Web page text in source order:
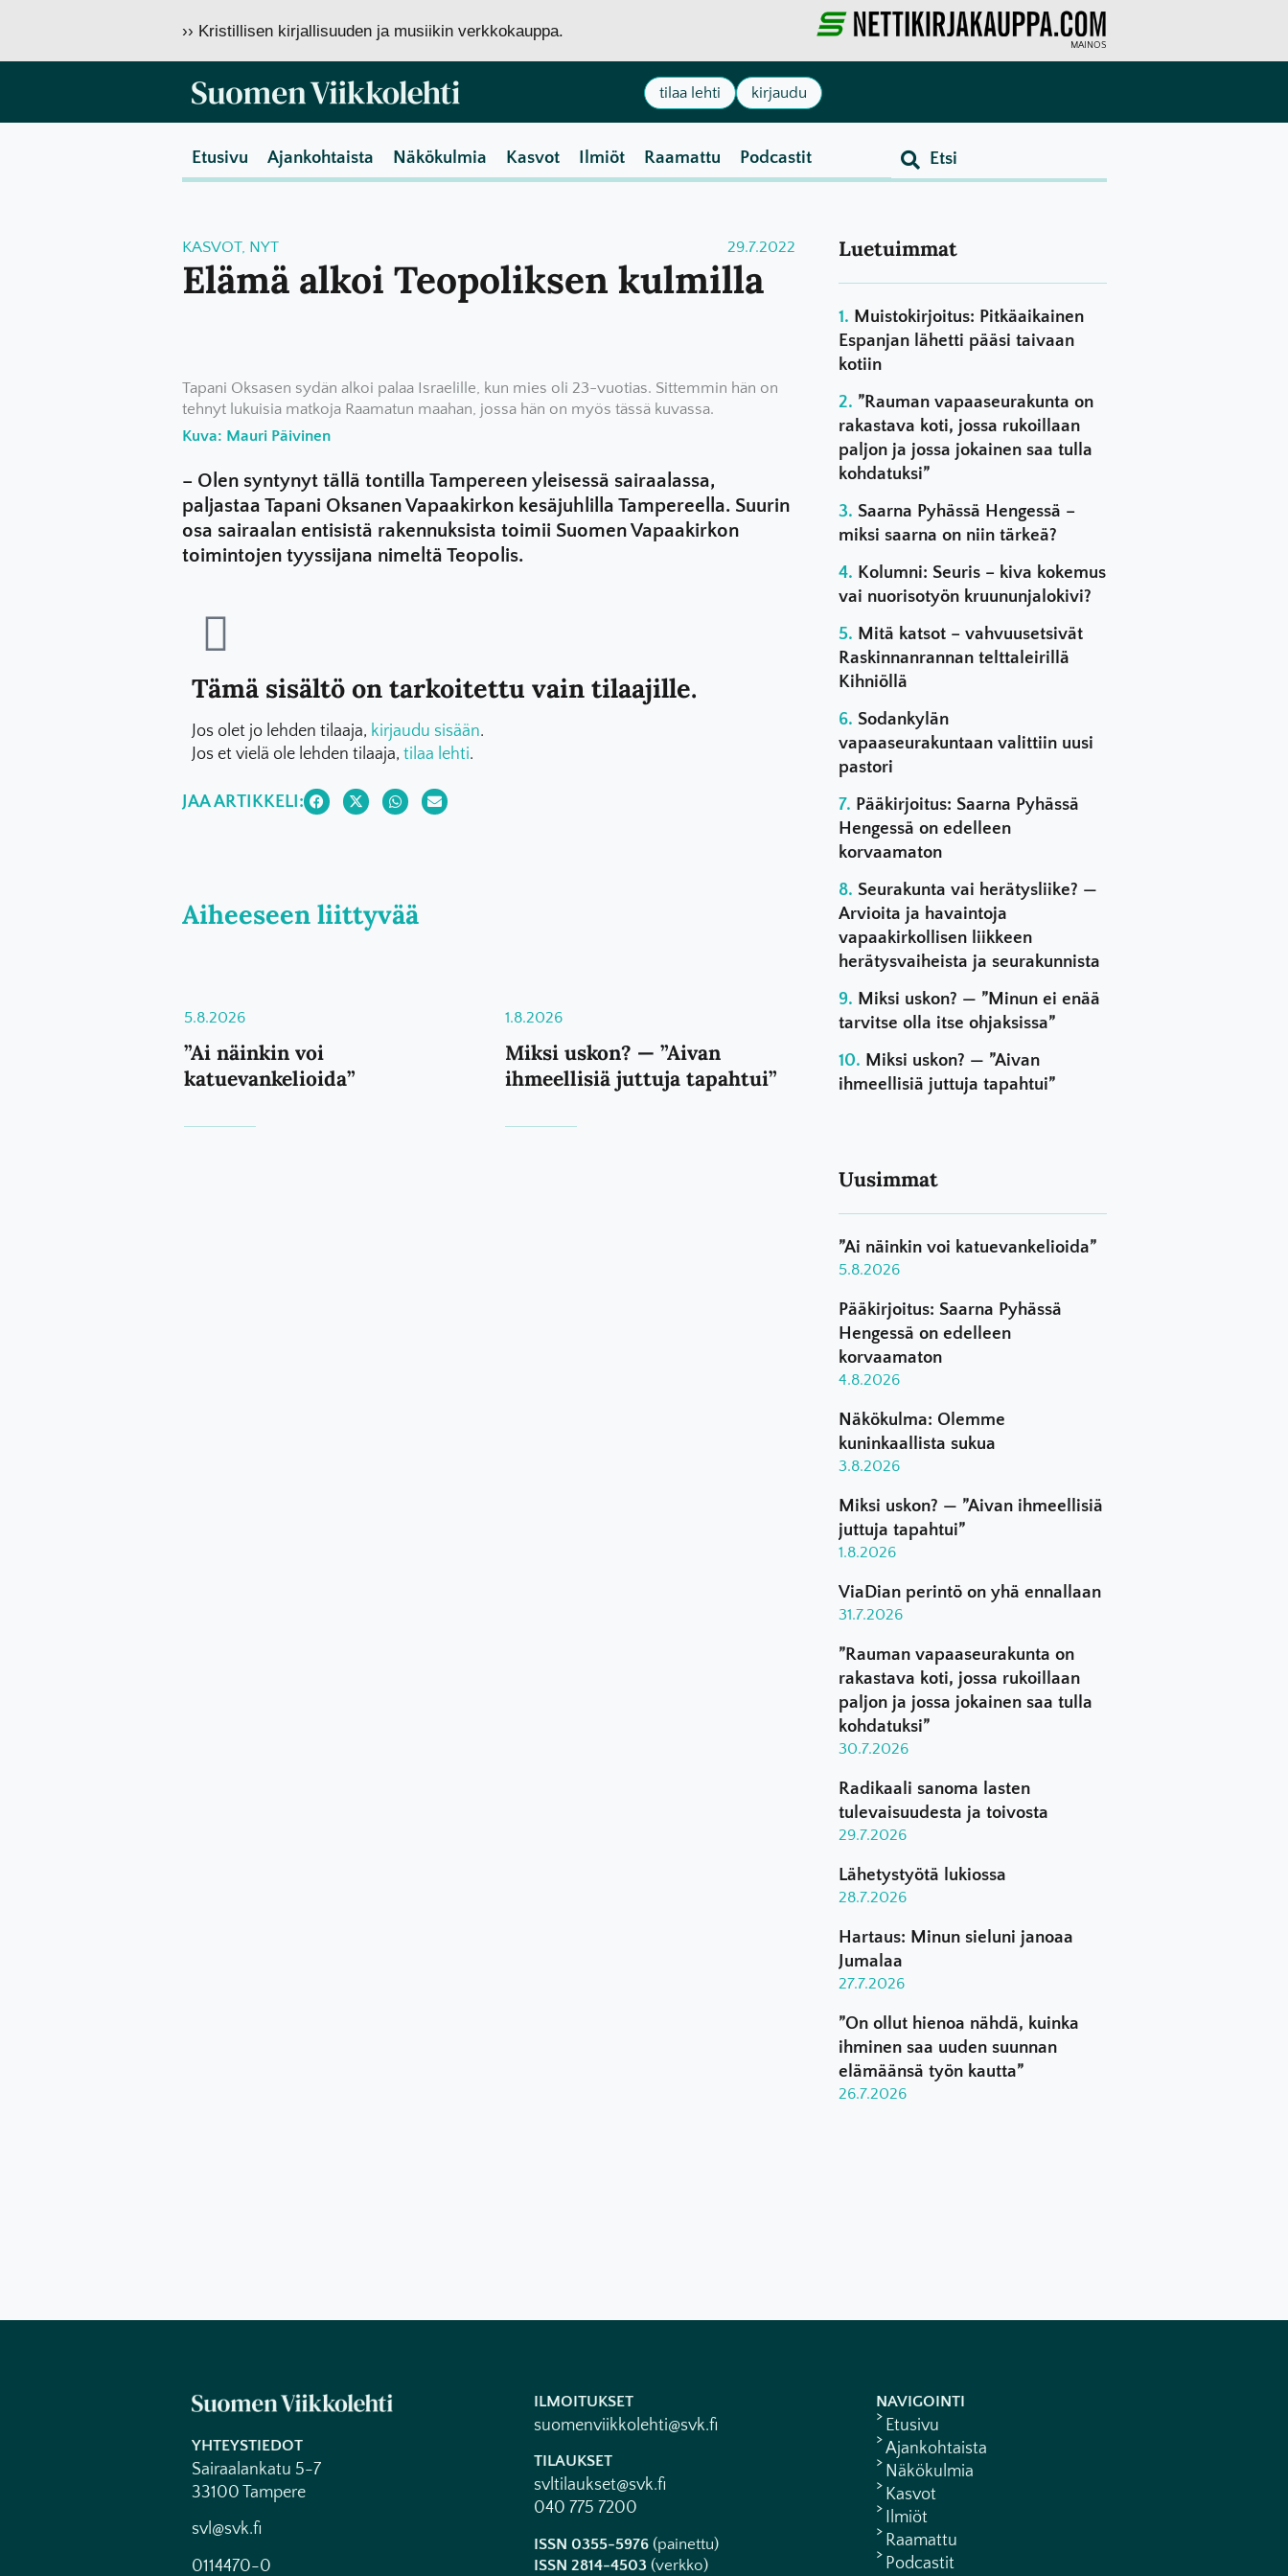
›› Kristillisen kirjallisuuden ja musiikin verkkokauppa.
MAINOS
tilaa lehti kirjaudu
Etusivu Ajankohtaista Näkökulmia Kasvot Ilmiöt Raamattu Podcastit
KASVOT, NYT 29.7.2022
Elämä alkoi Teopoliksen kulmilla
Tapani Oksasen sydän alkoi palaa Israelille, kun mies oli 23-vuotias. Sittemmin hän on
tehnyt lukuisia matkoja Raamatun maahan, jossa hän on myös tässä kuvassa.
Kuva: Mauri Päivinen
– Olen syntynyt tällä tontilla Tampereen yleisessä sairaalassa,
paljastaa Tapani Oksanen Vapaakirkon kesäjuhlilla Tampereella. Suurin
osa sairaalan entisistä rakennuksista toimii Suomen Vapaakirkon
toimintojen tyyssijana nimeltä Teopolis.
Tämä sisältö on tarkoitettu vain tilaajille.
Jos olet jo lehden tilaaja, kirjaudu sisään.
Jos et vielä ole lehden tilaaja, tilaa lehti.
JAA ARTIKKELI:
Aiheeseen liittyvää
5.8.2026
”Ai näinkin voi
katuevankelioida”
1.8.2026
Miksi uskon? — ”Aivan
ihmeellisiä juttuja tapahtui”
Luetuimmat
Muistokirjoitus: Pitkäaikainen
Espanjan lähetti pääsi taivaan
kotiin
”Rauman vapaaseurakunta on
rakastava koti, jossa rukoillaan
paljon ja jossa jokainen saa tulla
kohdatuksi”
Saarna Pyhässä Hengessä –
miksi saarna on niin tärkeä?
Kolumni: Seuris – kiva kokemus
vai nuorisotyön kruununjalokivi?
Mitä katsot – vahvuusetsivät
Raskinnanrannan telttaleirillä
Kihniöllä
Sodankylän
vapaaseurakuntaan valittiin uusi
pastori
Pääkirjoitus: Saarna Pyhässä
Hengessä on edelleen
korvaamaton
Seurakunta vai herätysliike? —
Arvioita ja havaintoja
vapaakirkollisen liikkeen
herätysvaiheista ja seurakunnista
Miksi uskon? — ”Minun ei enää
tarvitse olla itse ohjaksissa”
Miksi uskon? — ”Aivan
ihmeellisiä juttuja tapahtui”
Uusimmat
”Ai näinkin voi katuevankelioida”
5.8.2026
Pääkirjoitus: Saarna Pyhässä
Hengessä on edelleen
korvaamaton
4.8.2026
Näkökulma: Olemme
kuninkaallista sukua
3.8.2026
Miksi uskon? — ”Aivan ihmeellisiä
juttuja tapahtui”
1.8.2026
ViaDian perintö on yhä ennallaan
31.7.2026
”Rauman vapaaseurakunta on
rakastava koti, jossa rukoillaan
paljon ja jossa jokainen saa tulla
kohdatuksi”
30.7.2026
Radikaali sanoma lasten
tulevaisuudesta ja toivosta
29.7.2026
Lähetystyötä lukiossa
28.7.2026
Hartaus: Minun sieluni janoaa
Jumalaa
27.7.2026
”On ollut hienoa nähdä, kuinka
ihminen saa uuden suunnan
elämäänsä työn kautta”
26.7.2026
YHTEYSTIEDOT
Sairaalankatu 5-7
33100 Tampere
svl@svk.fi
0114470-0
ILMOITUKSET
suomenviikkolehti@svk.fi
TILAUKSET
svltilaukset@svk.fi
040 775 7200
ISSN 0355-5976(painettu)
ISSN 2814-4503 (verkko)
NAVIGOINTI
Etusivu
Ajankohtaista
Näkökulmia
Kasvot
Ilmiöt
Raamattu
Podcastit